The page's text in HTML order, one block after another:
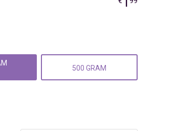
500 GRAM